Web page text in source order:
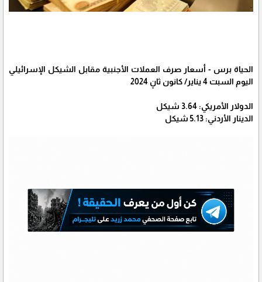
الحياة برس - أسعار صرف العملات الأجنبية مقابل الشيكل الإسرائيلي
اليوم السبت 4 يناير/ كانون ثانٍ 2024
الدولار الأمريكي: 3.64 شيكل
الدينار الأردني: 5.13 شيكل